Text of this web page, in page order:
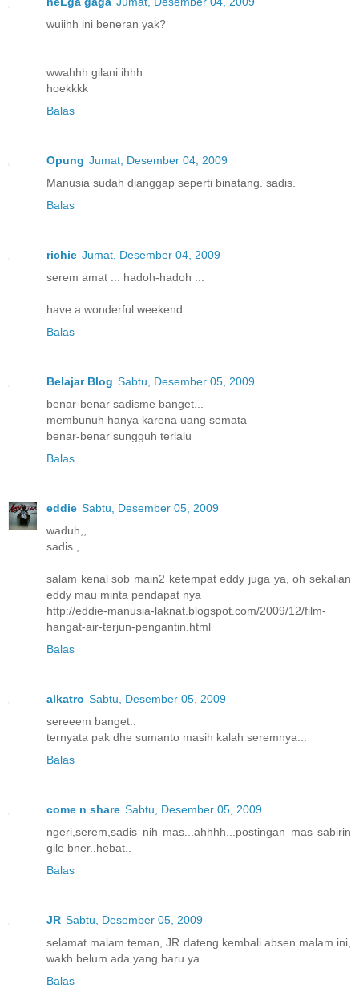
wuiihh ini beneran yak?
wwahhh gilani ihhh
hoekkkk
Balas
Opung Jumat, Desember 04, 2009
Manusia sudah dianggap seperti binatang. sadis.
Balas
richie Jumat, Desember 04, 2009
serem amat ... hadoh-hadoh ...
have a wonderful weekend
Balas
Belajar Blog Sabtu, Desember 05, 2009
benar-benar sadisme banget...
membunuh hanya karena uang semata
benar-benar sungguh terlalu
Balas
eddie Sabtu, Desember 05, 2009
waduh,,
sadis ,
salam kenal sob main2 ketempat eddy juga ya, oh sekalian
eddy mau minta pendapat nya
http://eddie-manusia-laknat.blogspot.com/2009/12/film-
hangat-air-terjun-pengantin.html
Balas
alkatro Sabtu, Desember 05, 2009
sereeem banget..
ternyata pak dhe sumanto masih kalah seremnya...
Balas
come n share Sabtu, Desember 05, 2009
ngeri,serem,sadis nih mas...ahhhh...postingan mas sabirin
gile bner..hebat..
Balas
JR Sabtu, Desember 05, 2009
selamat malam teman, JR dateng kembali absen malam ini,
wakh belum ada yang baru ya
Balas